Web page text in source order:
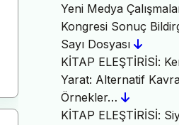
Yeni Medya
Kongresi Sonuç
Sayı Dosyası
KİTAP ELEŞTİRİSİ:
Yarat: Alternatif
Örnekler…
KİTAP ELEŞTİRİSİ: